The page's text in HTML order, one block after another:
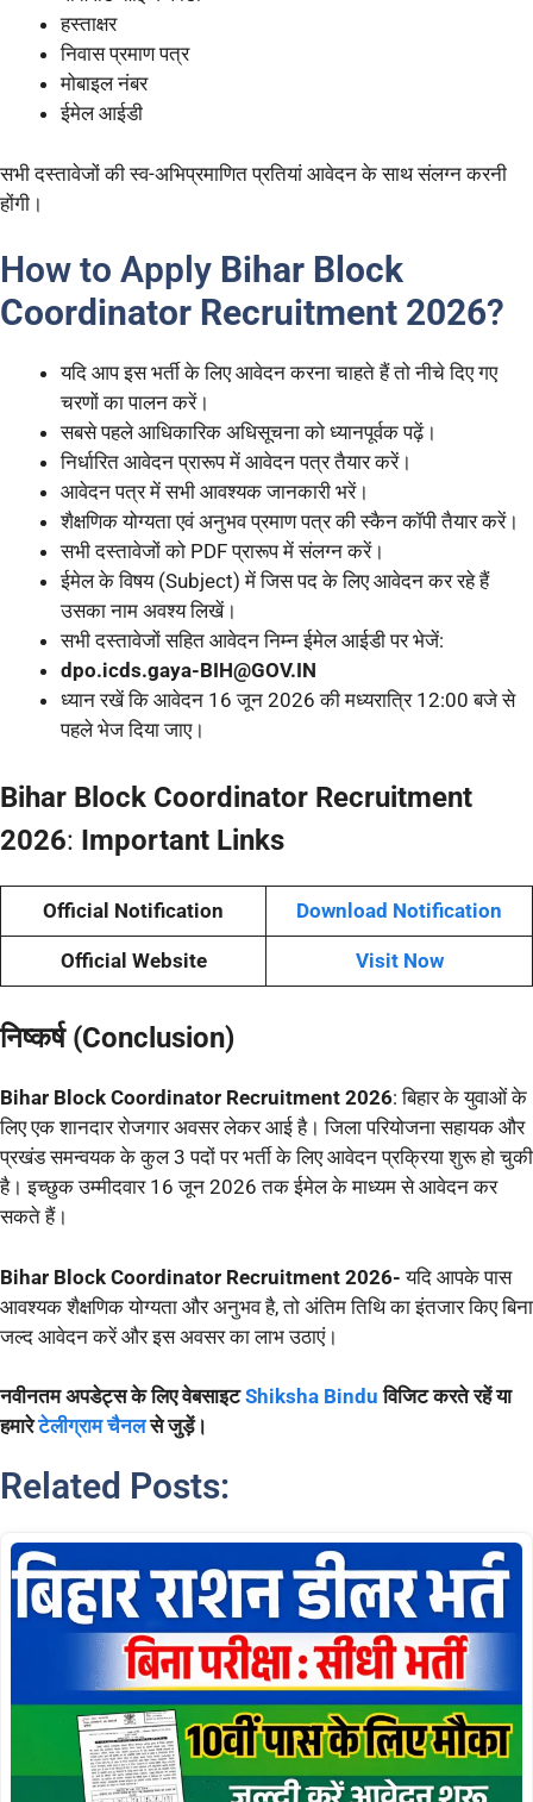
हस्ताक्षर
निवास प्रमाण पत्र
मोबाइल नंबर
ईमेल आईडी
सभी दस्तावेजों की स्व-अभिप्रमाणित प्रतियां आवेदन के साथ संलग्न करनी
होंगी।
How to Apply Bihar Block
Coordinator Recruitment 2026?
यदि आप इस भर्ती के लिए आवेदन करना चाहते हैं तो नीचे दिए गए
चरणों का पालन करें।
सबसे पहले आधिकारिक अधिसूचना को ध्यानपूर्वक पढ़ें।
निर्धारित आवेदन प्रारूप में आवेदन पत्र तैयार करें।
आवेदन पत्र में सभी आवश्यक जानकारी भरें।
शैक्षणिक योग्यता एवं अनुभव प्रमाण पत्र की स्कैन कॉपी तैयार करें।
सभी दस्तावेजों को PDF प्रारूप में संलग्न करें।
ईमेल के विषय (Subject) में जिस पद के लिए आवेदन कर रहे हैं
उसका नाम अवश्य लिखें।
सभी दस्तावेजों सहित आवेदन निम्न ईमेल आईडी पर भेजें:
dpo.icds.gaya-BIH@GOV.IN
ध्यान रखें कि आवेदन 16 जून 2026 की मध्यरात्रि 12:00 बजे से
पहले भेज दिया जाए।
Bihar Block Coordinator Recruitment
2026: Important Links
Official Notification Download Notification
Official Website Visit Now
निष्कर्ष (Conclusion)
Bihar Block Coordinator Recruitment 2026: बिहार के युवाओं के
लिए एक शानदार रोजगार अवसर लेकर आई है। जिला परियोजना सहायक और
प्रखंड समन्वयक के कुल 3 पदों पर भर्ती के लिए आवेदन प्रक्रिया शुरू हो चुकी
है। इच्छुक उम्मीदवार 16 जून 2026 तक ईमेल के माध्यम से आवेदन कर
सकते हैं।
Bihar Block Coordinator Recruitment 2026- यदि आपके पास
आवश्यक शैक्षणिक योग्यता और अनुभव है, तो अंतिम तिथि का इंतजार किए बिना
जल्द आवेदन करें और इस अवसर का लाभ उठाएं।
नवीनतम अपडेट्स के लिए वेबसाइटShiksha Bindu विजिट करते रहें या
हमारेटेलीग्राम चैनल से जुड़ें।
Related Posts: